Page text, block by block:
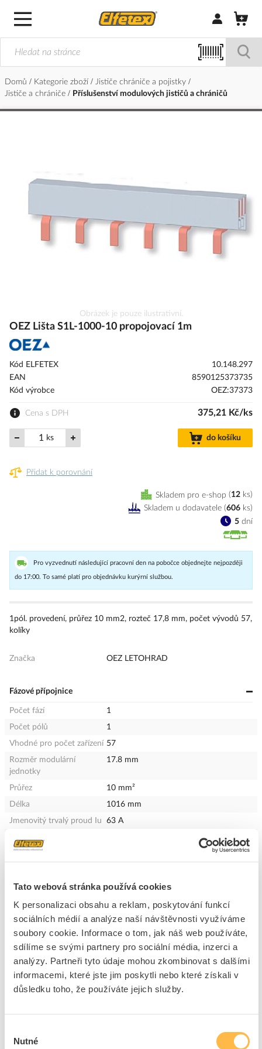
Tato webová stránka používá cookies
K personalizaci obsahu a reklam, poskytování funkcí
sociálních médií a analýze naší návštěvnosti využíváme
soubory cookie. Informace o tom, jak náš web používáte,
sdílíme se svými partnery pro sociální média, inzerci a
analýzy. Partneři tyto údaje mohou zkombinovat s dalšími
informacemi, které jste jim poskytli nebo které získali v
důsledku toho, že používáte jejich služby.
souhlasu
Nutné
Přihlásit/
Domů Kategorie zboží
Jističe chrániče a pojistky
Jističe a chrániče
Příslušenství modulových jističů a chráničů
obrázky
na
galerie
s
Obrázek je pouze ilustrativní.
OEZ Lišta S1L-1000-10 propojovací 1m
Kód ELFETEX
10.148.297
EAN
8590125373735
Kód výrobce
OEZ:37373
Cena s DPH 375,21 Kč/ks
ks do košíku
Přidat k porovnání
Skladem pro e-shop 12 ks
5 dní
Skladem u dodavatele (606 ks)
Pro vyzvednutí následující pracovní den na pobočce objednejte nejpozději
do 17:00. To samé platí pro objednávku kurýrní službou.
1pól. provedení, průřez 10 mm2, rozteč 17,8 mm, počet vývodů 57,
kolíky
Značka OEZ LETOHRAD
Fázové přípojnice
Počet fází
1
Počet pólů
1
Vhodné pro počet zařízení 57
Rozměr modulární
jednotky
17.8 mm
Průřez
10 mm²
Délka
1016 mm
Jmenovitý trvalý proud Iu
63 A
Max. jmenovité provozní
690 V
Barva
Šedá
Vhodné pro zařízení s
pomocným spínačem
Ne
Vhodné pro zařízení s N-
vodičem
Ne
GPSR Details
Adresa: Šedivská 339, 561 51 Letohrad, Česká republika